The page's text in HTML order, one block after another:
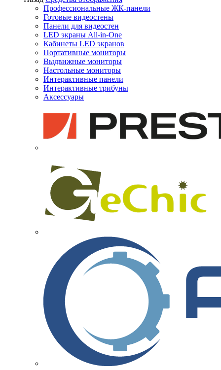
Профессиональные ЖК-панели
Готовые видеостены
Панели для видеостен
LED экраны All-in-One
Кабинеты LED экранов
Портативные мониторы
Выдвижные мониторы
Настольные мониторы
Интерактивные панели
Интерактивные трибуны
Аксессуары